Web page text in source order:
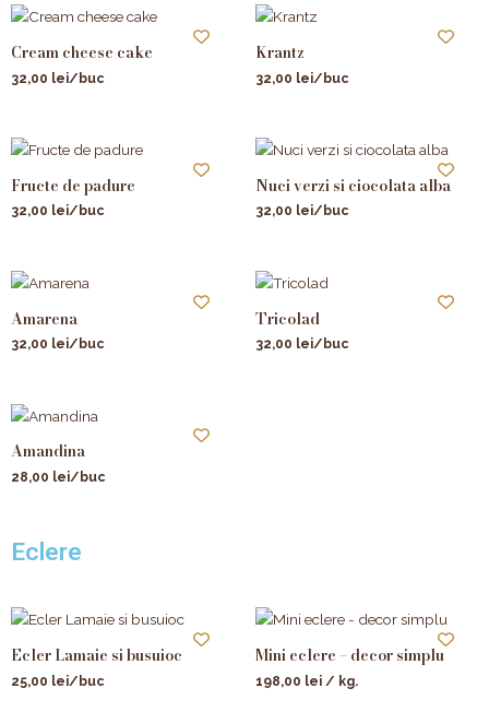
Cream cheese cake
32,00 lei/buc
Krantz
32,00 lei/buc
Fructe de padure
32,00 lei/buc
Nuci verzi si ciocolata alba
32,00 lei/buc
Amarena
32,00 lei/buc
Tricolad
32,00 lei/buc
Amandina
28,00 lei/buc
Eclere
Ecler Lamaie si busuioc
25,00 lei/buc
Mini eclere – decor simplu
198,00 lei / kg.